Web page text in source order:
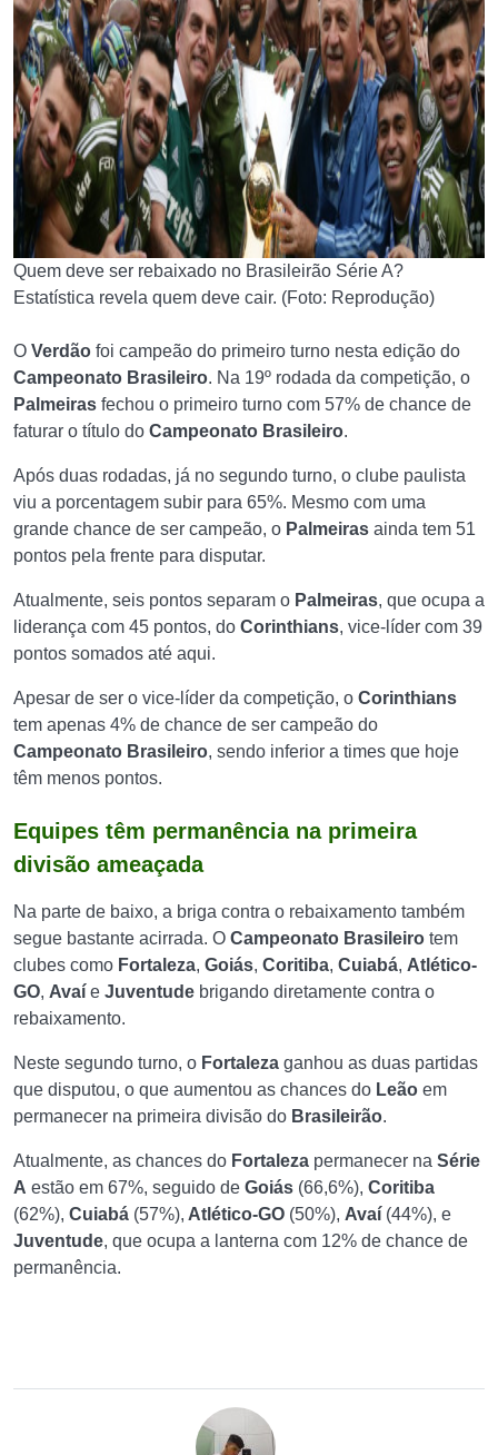
Quem deve ser rebaixado no Brasileirão Série A?
Estatística revela quem deve cair. (Foto: Reprodução)
O Verdão foi campeão do primeiro turno nesta edição do
Campeonato Brasileiro. Na 19º rodada da competição, o
Palmeiras fechou o primeiro turno com 57% de chance de
faturar o título do Campeonato Brasileiro.
Após duas rodadas, já no segundo turno, o clube paulista
viu a porcentagem subir para 65%. Mesmo com uma
grande chance de ser campeão, o Palmeiras ainda tem 51
pontos pela frente para disputar.
Atualmente, seis pontos separam o Palmeiras, que ocupa a
liderança com 45 pontos, do Corinthians, vice-líder com 39
pontos somados até aqui.
Apesar de ser o vice-líder da competição, o Corinthians
tem apenas 4% de chance de ser campeão do
Campeonato Brasileiro, sendo inferior a times que hoje
têm menos pontos.
Equipes têm permanência na primeira
divisão ameaçada
Na parte de baixo, a briga contra o rebaixamento também
segue bastante acirrada. O Campeonato Brasileiro tem
clubes como Fortaleza, Goiás, Coritiba, Cuiabá, Atlético-
GO, Avaí e Juventude brigando diretamente contra o
rebaixamento.
Neste segundo turno, o Fortaleza ganhou as duas partidas
que disputou, o que aumentou as chances do Leão em
permanecer na primeira divisão do Brasileirão.
Atualmente, as chances do Fortaleza permanecer na Série
A estão em 67%, seguido de Goiás (66,6%), Coritiba
(62%), Cuiabá (57%), Atlético-GO (50%), Avaí (44%), e
Juventude, que ocupa a lanterna com 12% de chance de
permanência.